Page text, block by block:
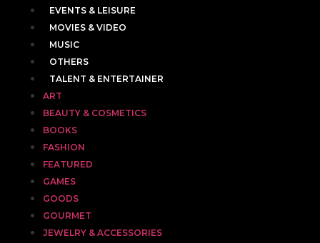
EVENTS & LEISURE
MOVIES & VIDEO
MUSIC
OTHERS
TALENT & ENTERTAINER
ART
BEAUTY & COSMETICS
BOOKS
FASHION
FEATURED
GAMES
GOODS
GOURMET
JEWELRY & ACCESSORIES